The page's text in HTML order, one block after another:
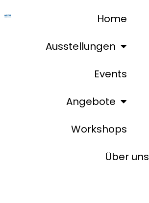
Home
Ausstellungen
Events
Angebote
Workshops
Über uns